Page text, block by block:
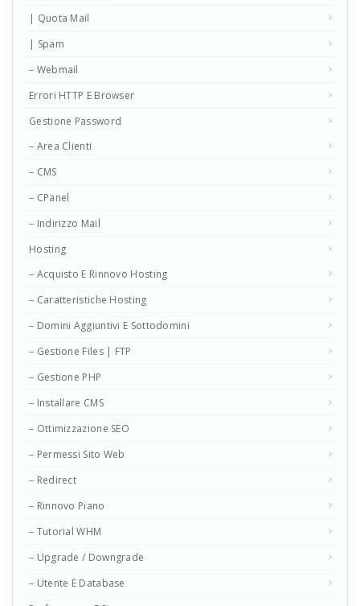
| Quota Mail
| Spam
– Webmail
Errori HTTP E Browser
Gestione Password
– Area Clienti
– CMS
– CPanel
– Indirizzo Mail
Hosting
– Acquisto E Rinnovo Hosting
– Caratteristiche Hosting
– Domini Aggiuntivi E Sottodomini
– Gestione Files | FTP
– Gestione PHP
– Installare CMS
– Ottimizzazione SEO
– Permessi Sito Web
– Redirect
– Rinnovo Piano
– Tutorial WHM
– Upgrade / Downgrade
– Utente E Database